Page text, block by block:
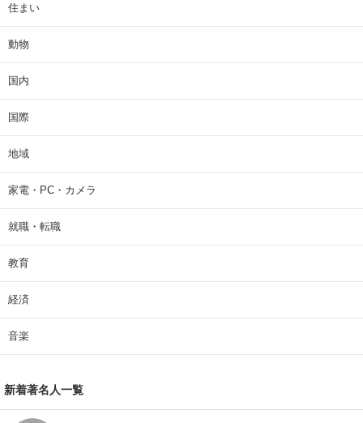
住まい
動物
国内
国際
地域
家電・PC・カメラ
就職・転職
教育
経済
音楽
新着著名人一覧